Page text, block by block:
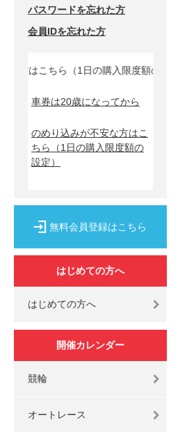
パスワードを忘れた方
会員IDを忘れた方
こちら（1日の購入限度額の設定）↓
車券は20歳になってから
のめり込みが不安な方はこ
ちら
（1日の購入限度額の
設定）
無料会員登録はこちら
はじめての方へ
はじめての方へ
開催カレンダー
競輪
オートレース